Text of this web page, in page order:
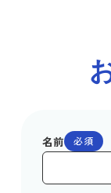
名前 必須